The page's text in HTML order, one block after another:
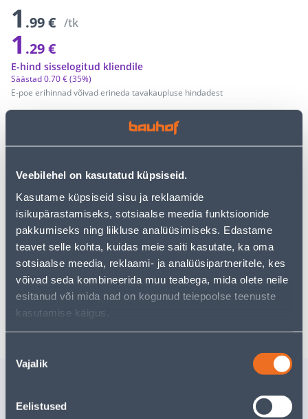
Veebilehel on kasutatud küpsiseid.
Kasutame küpsiseid sisu ja reklaamide
isikupärastamiseks, sotsiaalse meedia funktsioonide
pakkumiseks ning liikluse analüüsimiseks. Edastame
teavet selle kohta, kuidas meie saiti kasutate, ka oma
sotsiaalse meedia, reklaami- ja analüüsipartneritele, kes
võivad seda kombineerida muu teabega, mida olete neile
esitanud või mida nad on kogunud teiepoolse teenuste
kasutamise käigus.
valik
Vajalik
Eelistused
1 .99 € /tk
1 .29 €
E-poe erihinnad võivad erineda tavakaupluse hindadest
Säästad0.70 €(35%)
E-hind sisselogitud kliendile
LISA OSTUKORVI
Vaata saadavust
Eeldatav kojuvedu 3,69 € al. 2-5 tööpäeva
Tarne pakiautomaati al. 2,29 € al. 2-5 tööpäeva
Poest kätte, alates 06.08.2026
INVENA